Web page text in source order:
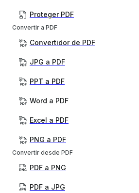
Proteger PDF
Convertir a PDF
Convertidor de PDF
JPG a PDF
PPT a PDF
Word a PDF
Excel a PDF
PNG a PDF
Convertir desde PDF
PDF a PNG
PDF a JPG